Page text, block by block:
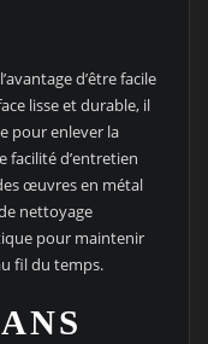
d’être facile
lisse et durable, il
pour enlever la
facilité d’entretien
œuvres en métal
nettoyage
pour maintenir
fil du temps.